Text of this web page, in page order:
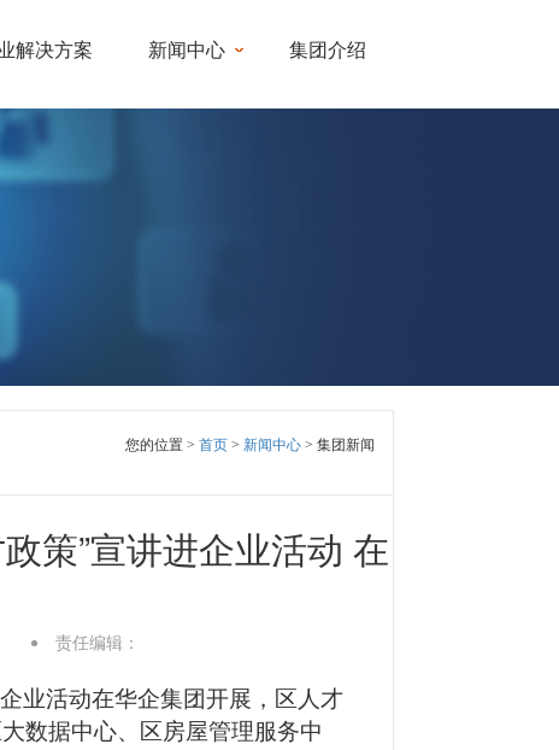
集团介绍
新闻中心
解决方案
您的位置 > 首页> 新闻中心> 集团新闻
策”宣讲进企业活动 在
责任编辑：
业活动在华企集团开展， 区人才
数据中心、区房屋管理服务中